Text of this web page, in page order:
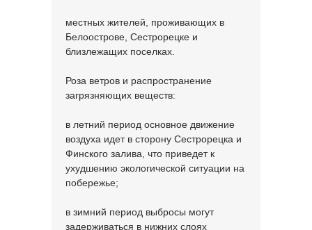
местных жителей, проживающих в
Белоострове, Сестрорецке и
близлежащих поселках.
Роза ветров и распространение
загрязняющих веществ:
в летний период основное движение
воздуха идет в сторону Сестрорецка и
Финского залива, что приведет к
ухудшению экологической ситуации на
побережье;
в зимний период выбросы могут
задерживаться в нижних слоях